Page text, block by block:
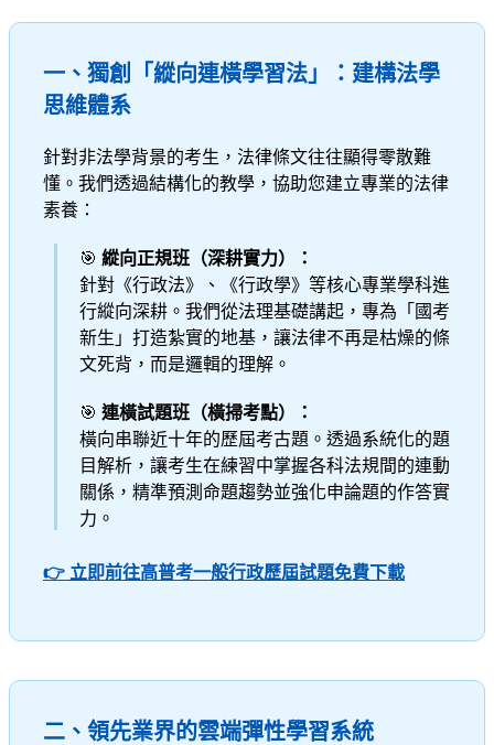
一、獨創「縱向連橫學習法」：建構法學
思維體系
針對非法學背景的考生，法律條文往往顯得零散難
懂。我們透過結構化的教學，協助您建立專業的法律
素養：
🎯 縱向正規班（深耕實力）：
針對《行政法》、《行政學》等核心專業學科進
行縱向深耕。我們從法理基礎講起，專為「國考
新生」打造紮實的地基，讓法律不再是枯燥的條
文死背，而是邏輯的理解。
🎯 連橫試題班（橫掃考點）：
橫向串聯近十年的歷屆考古題。透過系統化的題
目解析，讓考生在練習中掌握各科法規間的連動
關係，精準預測命題趨勢並強化申論題的作答實
力。
👉 立即前往高普考一般行政歷屆試題免費下載
二、領先業界的雲端彈性學習系統